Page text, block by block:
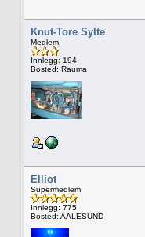
Knut-Tore Sylte
Medlem
Innlegg: 194
Bosted: Rauma
Elliot
Supermedlem
Innlegg: 775
Bosted: AALESUND